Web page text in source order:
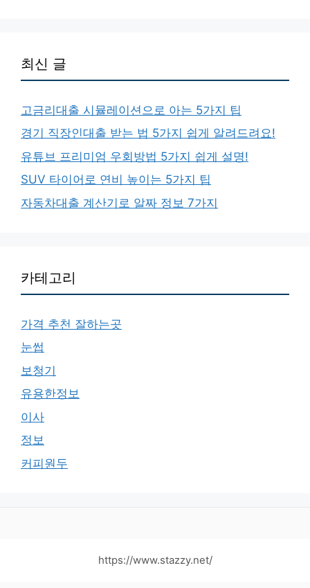
최신 글
고금리대출 시뮬레이션으로 아는 5가지 팁
경기 직장인대출 받는 법 5가지 쉽게 알려드려요!
유튜브 프리미엄 우회방법 5가지 쉽게 설명!
SUV 타이어로 연비 높이는 5가지 팁
자동차대출 계산기로 알짜 정보 7가지
카테고리
가격 추천 잘하는곳
눈썹
보청기
유용한정보
이사
정보
커피원두
https://www.stazzy.net/